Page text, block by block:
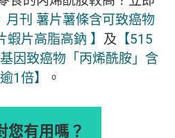
月刊 薯片薯條含可致癌物
片高脂高鈉 】 及 【515
因致癌物「丙烯酰胺」含
1倍】
。
您有用嗎？